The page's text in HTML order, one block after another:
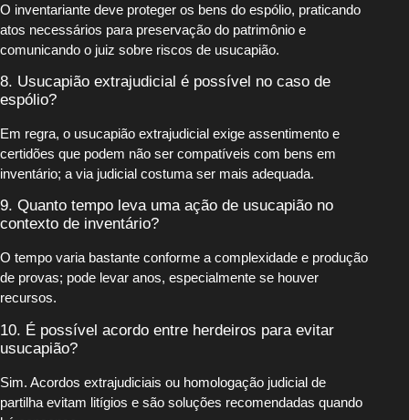
O inventariante deve proteger os bens do espólio, praticando
atos necessários para preservação do patrimônio e
comunicando o juiz sobre riscos de usucapião.
8. Usucapião extrajudicial é possível no caso de
espólio?
Em regra, o usucapião extrajudicial exige assentimento e
certidões que podem não ser compatíveis com bens em
inventário; a via judicial costuma ser mais adequada.
9. Quanto tempo leva uma ação de usucapião no
contexto de inventário?
O tempo varia bastante conforme a complexidade e produção
de provas; pode levar anos, especialmente se houver
recursos.
10. É possível acordo entre herdeiros para evitar
usucapião?
Sim. Acordos extrajudiciais ou homologação judicial de
partilha evitam litígios e são soluções recomendadas quando